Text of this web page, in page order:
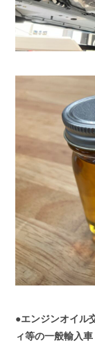
●エンジンオイル
ィ等の一般輸入車